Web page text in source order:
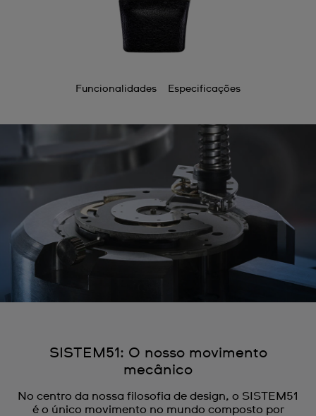
Funcionalidades Especificações
SISTEM51: O nosso movimento
mecânico
No centro da nossa filosofia de design, o SISTEM51
é o único movimento no mundo composto por